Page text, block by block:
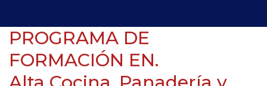
PROGRAMA DE
FORMACIÓN EN.